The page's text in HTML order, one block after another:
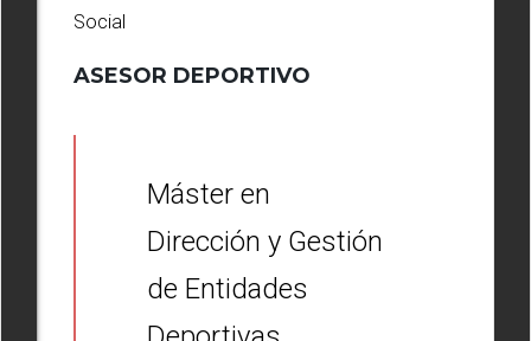
Social
ASESOR DEPORTIVO
Máster en
Dirección y Gestión
de Entidades